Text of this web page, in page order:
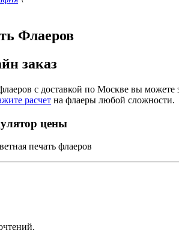
Флаеров
заказ
с доставкой по Москве вы можете
расчет на флаеры любой сложности.
цены
печать флаеров